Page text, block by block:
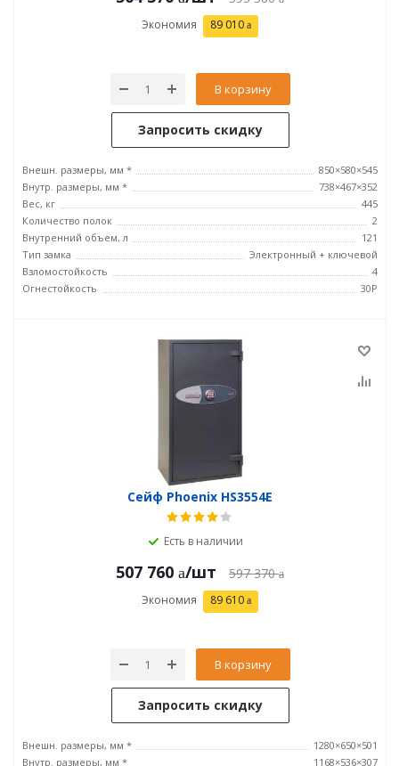
Экономия 89 010
В корзину
Запросить скидку
Внешн. размеры, мм *
850×580×545
Внутр. размеры, мм *
738×467×352
Вес, кг
445
Количество полок
2
Внутренний объем, л
121
Тип замка
Электронный + ключевой
Взломостойкость
4
Огнестойкость
30P
Сейф Phoenix HS3554E
Есть в наличии
507 760 /шт 597 370
Экономия 89 610
В корзину
Запросить скидку
Внешн. размеры, мм *
1280×650×501
Внутр. размеры, мм *
1168×536×307